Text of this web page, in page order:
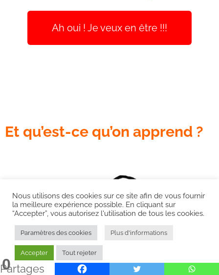
Ah oui ! Je veux en être !!!
Et qu’est-ce qu’on apprend ?
0
Partages
Nous utilisons des cookies sur ce site afin de vous fournir
la meilleure expérience possible. En cliquant sur
“Accepter”, vous autorisez l'utilisation de tous les cookies.
Paramètres des cookies Plus d'informations
Accepter Tout rejeter